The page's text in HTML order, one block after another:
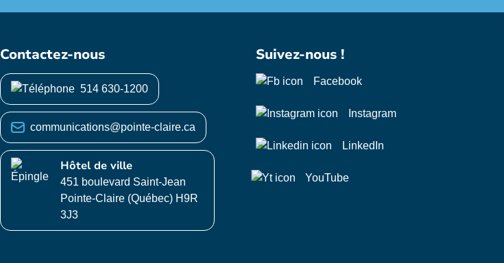
Contactez-nous
514 630-1200
communications@pointe-claire.ca
Hôtel de ville
451 boulevard Saint-Jean
Pointe-Claire (Québec) H9R
3J3
Suivez-nous !
Facebook
Instagram
LinkedIn
YouTube